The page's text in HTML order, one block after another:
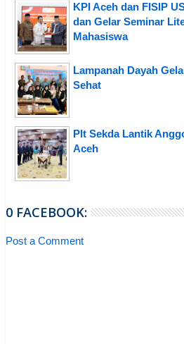
KPI Aceh dan FISIP
dan Gelar Seminar
Mahasiswa
Lampanah Dayah
Sehat
Plt Sekda Lantik
Aceh
0 FACEBOOK:
Post a Comment